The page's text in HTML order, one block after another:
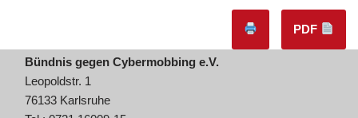
PDF
Bündnis gegen Cybermobbing e.V.
Leopoldstr. 1
76133 Karlsruhe